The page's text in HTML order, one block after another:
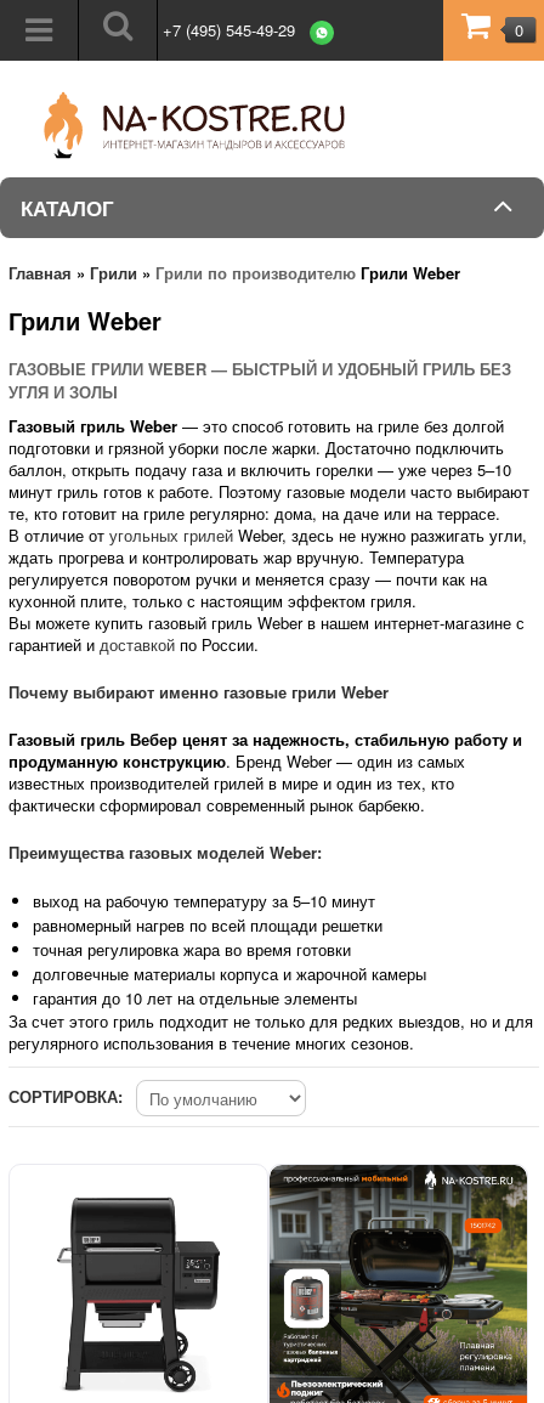
+7 (495) 545-49-29 0
КАТАЛОГ
Главная » Грили » Грили по производителю Грили Weber
Грили Weber
ГАЗОВЫЕ ГРИЛИ WEBER — БЫСТРЫЙ И УДОБНЫЙ ГРИЛЬ БЕЗ
УГЛЯ И ЗОЛЫ
Газовый гриль Weber — это способ готовить на гриле без долгой
подготовки и грязной уборки после жарки. Достаточно подключить
баллон, открыть подачу газа и включить горелки — уже через 5–10
минут гриль готов к работе. Поэтому газовые модели часто выбирают
те, кто готовит на гриле регулярно: дома, на даче или на террасе.
В отличие от угольных грилей Weber, здесь не нужно разжигать угли,
ждать прогрева и контролировать жар вручную. Температура
регулируется поворотом ручки и меняется сразу — почти как на
кухонной плите, только с настоящим эффектом гриля.
Вы можете купить газовый гриль Weber в нашем интернет-магазине с
гарантией и доставкой по России.
Почему выбирают именно газовые грили Weber
Газовый гриль Вебер ценят за надежность, стабильную работу и
продуманную конструкцию. Бренд Weber — один из самых
известных производителей грилей в мире и один из тех, кто
фактически сформировал современный рынок барбекю.
Преимущества газовых моделей Weber:
выход на рабочую температуру за 5–10 минут
равномерный нагрев по всей площади решетки
точная регулировка жара во время готовки
долговечные материалы корпуса и жарочной камеры
гарантия до 10 лет на отдельные элементы
За счет этого гриль подходит не только для редких выездов, но и для
регулярного использования в течение многих сезонов.
СОРТИРОВКА: